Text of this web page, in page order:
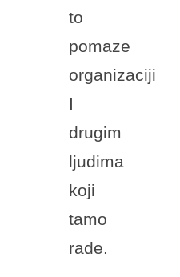
to
pomaze
organizaciji
I
drugim
ljudima
koji
tamo
rade.